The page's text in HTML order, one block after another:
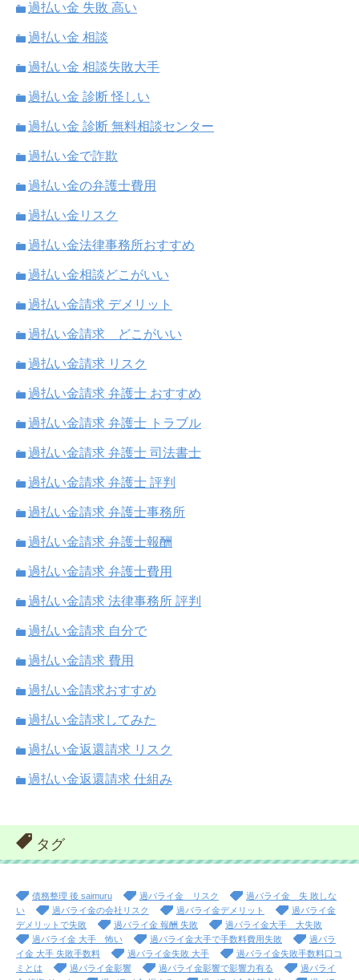
過払い金 失敗 高い
過払い金 相談
過払い金 相談失敗大手
過払い金 診断 怪しい
過払い金 診断 無料相談センター
過払い金で詐欺
過払い金の弁護士費用
過払い金リスク
過払い金法律事務所おすすめ
過払い金相談どこがいい
過払い金請求 デメリット
過払い金請求 どこがいい
過払い金請求 リスク
過払い金請求 弁護士 おすすめ
過払い金請求 弁護士 トラブル
過払い金請求 弁護士 司法書士
過払い金請求 弁護士 評判
過払い金請求 弁護士事務所
過払い金請求 弁護士報酬
過払い金請求 弁護士費用
過払い金請求 法律事務所 評判
過払い金請求 自分で
過払い金請求 費用
過払い金請求おすすめ
過払い金請求してみた
過払い金返還請求 リスク
過払い金返還請求 仕組み
タグ
債務整理 後 saimuru 過バライ金 リスク
過バライ金 失 敗しな
い
過バライ金の会社リスク 過バライ金デメリット
過バライ金
デメリットで失敗
過バライ金 報酬 失敗
過バライ金大手 大失敗
過バライ金 大手 怖い
過バライ金大手で手数料費用失敗
過バラ
イ金 大手 失敗手数料
過バライ金失敗 大手
過バライ金失敗手数料口コ
ミとは
過バライ金影響 過バライ金影響で影響力有る
過バライ